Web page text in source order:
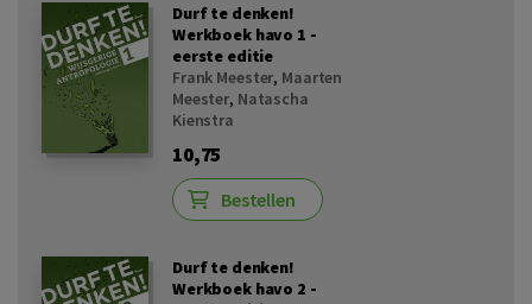
Durf te denken!
Werkboek havo 1 -
eerste editie
Frank Meester, Maarten
Meester, Natascha
Kienstra
10,75
Bestellen
Durf te denken!
Werkboek havo 2 -